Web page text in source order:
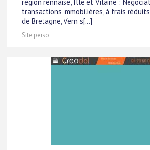
région rennaise, Ille et Vilaine :
transactions immobilières, à frais
de Bretagne, Vern s[...]
Site perso